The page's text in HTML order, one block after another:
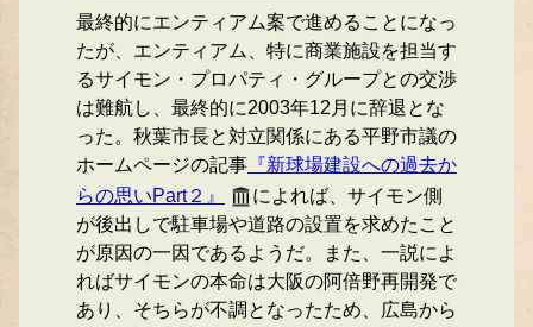
最終的にエンティアム案で進めることになっ
たが、エンティアム、特に商業施設を担当す
るサイモン・プロパティ・グループとの交渉
は難航し、最終的に2003年12月に辞退とな
った。秋葉市長と対立関係にある平野市議の
ホームページの記事 『新球場建設への過去か
らの思いPart２』
によれば、サイモン側
が後出しで駐車場や道路の設置を求めたこと
が原因の一因であるようだ。また、一説によ
ればサイモンの本命は大阪の阿倍野再開発で
あり、そちらが不調となったため、広島から